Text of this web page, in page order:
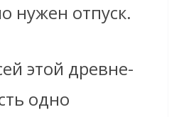
нужен отпуск.
этой древне-
одно